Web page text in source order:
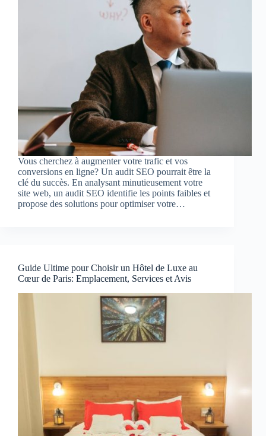
Vous cherchez à augmenter votre trafic et vos
conversions en ligne? Un audit SEO pourrait être la
clé du succès. En analysant minutieusement votre
site web, un audit SEO identifie les points faibles et
propose des solutions pour optimiser votre…
Guide Ultime pour Choisir un Hôtel de Luxe au
Cœur de Paris: Emplacement, Services et Avis